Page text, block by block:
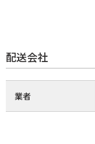
配送会社
業者